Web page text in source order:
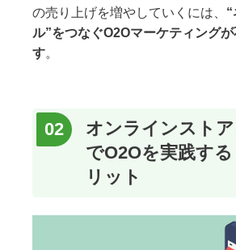
の売り上げを増やしていくには、
ル”をつなぐO2Oマーケティング
す。
オンラインスト
でO2Oを実践す
リット